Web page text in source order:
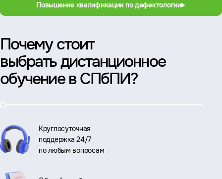
Повышение квалификации по дефектологии
Почему стоит
выбрать дистанционное
обучение в СПбПИ?
Круглосуточная
поддержка 24/7
по любым вопросам